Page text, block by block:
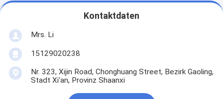
Kontaktdaten
Mrs. Li
15129020238
Nr. 323, Xijin Road, Chonghuang Street, Bezirk Gaoling,
Stadt Xi'an, Provinz Shaanxi